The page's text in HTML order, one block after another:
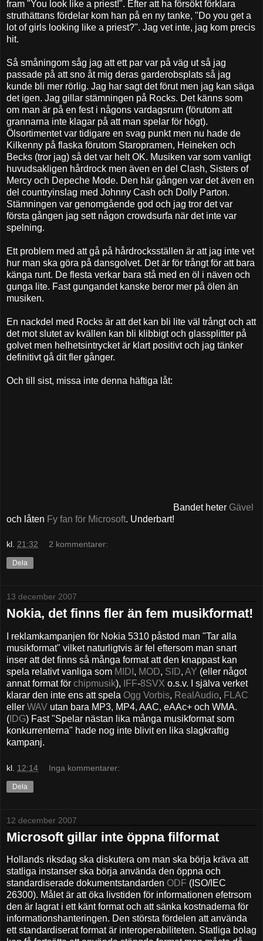
fram "You look like a priest!". Efter att ha försökt förklara
struthättans fördelar kom han på en ny tanke, "Do you get a
lot of girls looking like a priest?". Jag vet inte, jag kom precis
hit.
Så småningom såg jag att ett par var på väg ut så jag
passade på att sno åt mig deras garderobsplats så jag
kunde bli mer rörlig. Jag har sagt det förut men jag kan säga
det igen. Jag gillar stämningen på Rocks. Det känns som
om man är på en fest i någons vardagsrum (förutom att
grannarna inte klagar på att man spelar för högt).
Ölsortimentet var tidigare en svag punkt men nu hade de
Kilkenny på flaska förutom Staropramen, Heineken och
Becks (tror jag) så det var helt OK. Musiken var som vanligt
huvudsakligen hårdrock men även en del Clash, Sisters of
Mercy och Depeche Mode. Den här gången var det även en
del countryinslag med Johnny Cash och Dolly Parton.
Stämningen var genomgående god och jag tror det var
första gången jag sett någon crowdsurfa när det inte var
spelning.
Ett problem med att gå på hårdrocksställen är att jag inte vet
hur man ska göra på dansgolvet. Det är för trångt för att bara
känga runt. De flesta verkar bara stå med en öl i näven och
gunga lite. Fast gungandet kanske beror mer på ölen än
musiken.
En nackdel med Rocks är att det kan bli lite väl trångt och att
det mot slutet av kvällen kan bli klibbigt och glassplitter på
golvet men helhetsintrycket är klart positivt och jag tänker
definitivt gå dit fler gånger.
Och till sist, missa inte denna häftiga låt:
Bandet heter Gävel
och låten Fy fan för Microsoft. Underbart!
kl. 21:32 2 kommentarer:
Dela
13 december 2007
Nokia, det finns fler än fem musikformat!
I reklamkampanjen för Nokia 5310 påstod man "Tar alla
musikformat" vilket naturligtvis är fel eftersom man snart
inser att det finns så många format att den knappast kan
spela relativt vanliga som MIDI , MOD, SID, AY (eller något
annat format för chipmusik), IFF-8SVX o.s.v. I själva verket
klarar den inte ens att spela Ogg Vorbis, RealAudio, FLAC
eller WAV utan bara MP3, MP4, AAC, eAAc+ och WMA.
( IDG) Fast "Spelar nästan lika många musikformat som
konkurrenterna" hade nog inte blivit en lika slagkraftig
kampanj.
kl. 12:14 Inga kommentarer:
Dela
12 december 2007
Microsoft gillar inte öppna filformat
Hollands riksdag ska diskutera om man ska börja kräva att
statliga instanser ska börja använda den öppna och
standardiserade dokumentstandarden ODF (ISO/IEC
26300). Målet är att öka livstiden för informationen efetrsom
den är lagrat i ett känt format och att sänka kostnaderna för
informationshanteringen. Den största fördelen att använda
ett standardiserat format är interoperabiliteten. Statliga bolag